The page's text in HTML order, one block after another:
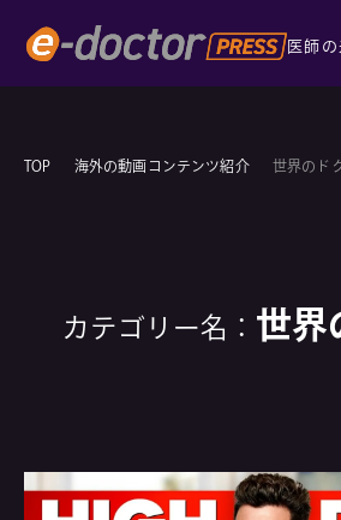
医師
TOP 海外の動画コンテンツ紹介 世界のド
カテゴリー名： 世界